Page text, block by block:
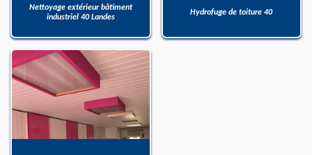
Nettoyage extérieur bâtiment
industriel 40 Landes
Hydrofuge de toiture 40